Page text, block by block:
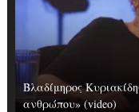
Βλαδίμηρος
ανθρώπου» (video)